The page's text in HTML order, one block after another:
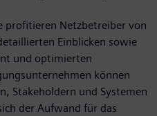
profitieren Netzbetreiber von
Einblicken sowie
und optimierten
können
Stakeholdern und Systemen
der Aufwand für das